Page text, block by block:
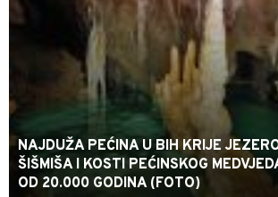
NAJDUŽA PEĆINA U BIH KRIJE
ŠIŠMIŠA I KOSTI PEĆINSKOG
OD 20.000 GODINA (FOTO)